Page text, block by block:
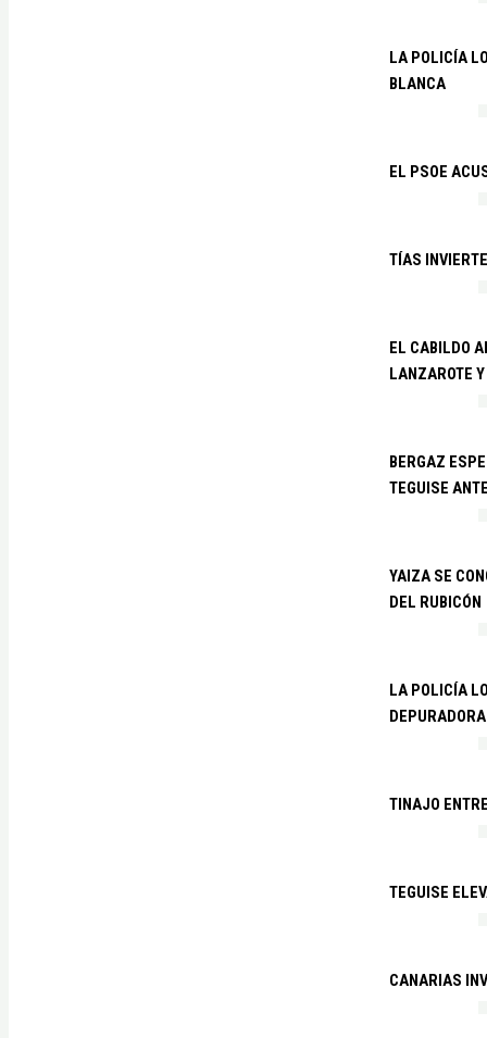
LA POLICÍA
BLANCA
EL PSOE
TÍAS
EL CABILDO
LANZAROTE
BERGAZ
TEGUISE
YAIZA SE
DEL RUBICÓN
LA POLICÍA
TINAJO
TEGUISE
CANARIAS